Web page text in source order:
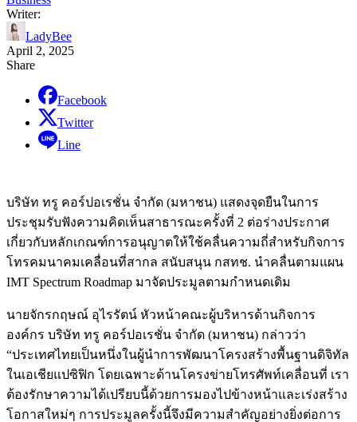
Writer:
LadyBee
April 2, 2025
Share
Facebook
Twitter
Line
บริษัท ทรู คอร์ปอเรชั่น จำกัด (มหาชน) แสดงจุดยืนในการ
ประชุมรับฟังความคิดเห็นสาธารณะครั้งที่ 2 ต่อร่างประกาศ
เกี่ยวกับหลักเกณฑ์การอนุญาตให้ใช้คลื่นความถี่สำหรับกิจการ
โทรคมนาคมเคลื่อนที่สากล สนับสนุน กสทช. นำคลื่นตามแผน
IMT Spectrum Roadmap มาจัดประมูลตามกำหนดเดิม
นายจักรกฤษณ์ อุไรรัตน์ หัวหน้าคณะผู้บริหารด้านกิจการ
องค์กร บริษัท ทรู คอร์ปอเรชั่น จำกัด (มหาชน) กล่าวว่า
“ประเทศไทยเป็นหนึ่งในผู้นำการพัฒนาโครงสร้างพื้นฐานดิจิทัล
ในเอเชียแปซิฟิก โดยเฉพาะด้านโครงข่ายโทรศัพท์เคลื่อนที่ เรา
ต้องรักษาความได้เปรียบนี้ด้วยการมองไปข้างหน้าและเร่งสร้าง
โอกาสใหม่ๆ การประมูลครั้งนี้จึงมีความสำคัญอย่างยิ่งต่อการ